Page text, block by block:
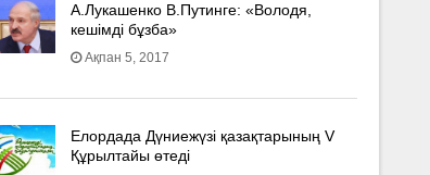
А.Лукашенко В.Путинге: «Володя,
кешімді бұзба»
Ақпан 5, 2017
Елордада Дүниежүзі қазақтарының V
Құрылтайы өтеді